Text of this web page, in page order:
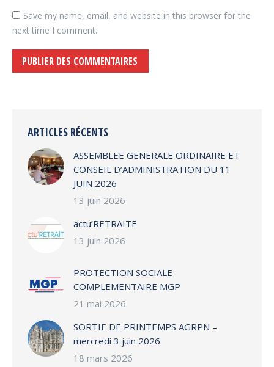
Save my name, email, and website in this browser for the
next time I comment.
PUBLIER DES COMMENTAIRES
ARTICLES RÉCENTS
ASSEMBLEE GENERALE ORDINAIRE ET
CONSEIL D’ADMINISTRATION DU 11
JUIN 2026
13 juin 2026
actu’RETRAITE
13 juin 2026
PROTECTION SOCIALE
COMPLEMENTAIRE MGP
21 mai 2026
SORTIE DE PRINTEMPS AGRPN –
mercredi 3 juin 2026
18 mars 2026